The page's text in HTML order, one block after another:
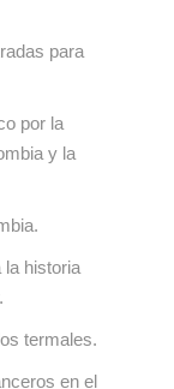
para
por la
y la
la historia
termales.
en el